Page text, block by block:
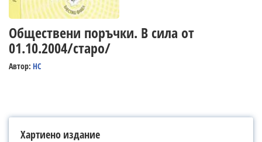
Обществени поръчки. В сила от
01.10.2004/старо/
Автор: НС
Хартиено издание